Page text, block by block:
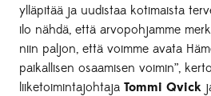
ylläpitää ja uudistaa kotimaista
ilo nähdä, että arvopohjamme
niin paljon, että voimme avata
paikallisen osaamisen voimin”,
liiketoimintajohtajaTommi Qvick